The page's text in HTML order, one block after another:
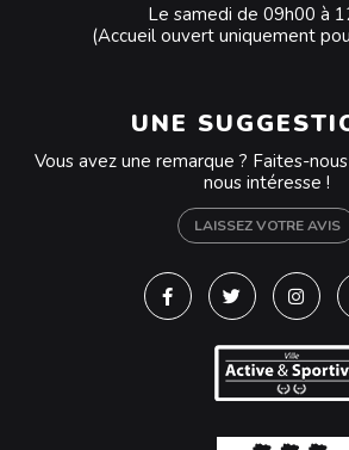
Le samedi de 09h00 à
(Accueil ouvert uniquement
UNE
Vous avez une remarque ? Faites-
nous intéresse !
LAISSEZ VOTRE AVIS
Lien vers le compte
Lien vers le
Lien